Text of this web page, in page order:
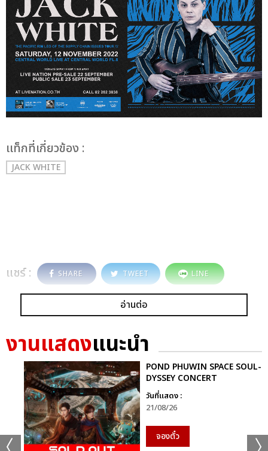
เเท็กที่เกี่ยวข้อง :
JACK WHITE
แชร์ : SHARE TWEET LINE
อ่านต่อ
งานแสดงแนะนำ
POND PHUWIN SPACE SOUL-
DYSSEY CONCERT
วันที่แสดง :
21/08/26
จองตั๋ว